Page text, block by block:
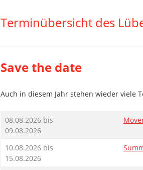
Terminübersicht des
Save the date
Auch in diesem Jahr stehen wieder viele
08.08.2026 bis
09.08.2026
10.08.2026 bis
15.08.2026